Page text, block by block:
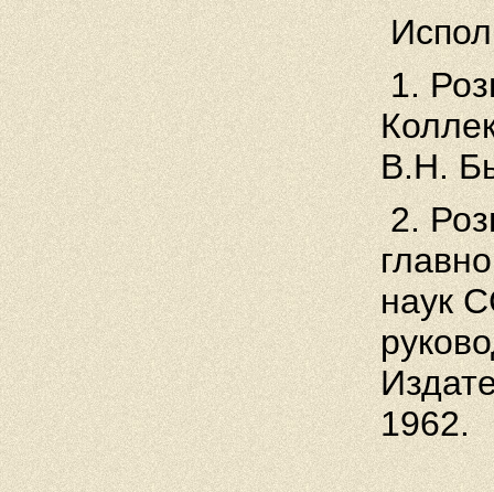
1.
В.Н.
2.
наук
1962.